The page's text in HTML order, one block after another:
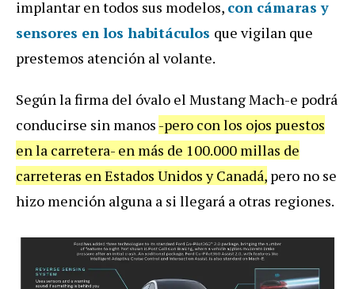
implantar en todos sus modelos, con cámaras y
sensores en los habitáculos que vigilan que
prestemos atención al volante.
Según la firma del óvalo el Mustang Mach-e podrá
conducirse sin manos -pero con los ojos puestos
en la carretera- en más de 100.000 millas de
carreteras en Estados Unidos y Canadá, pero no se
hizo mención alguna a si llegará a otras regiones.